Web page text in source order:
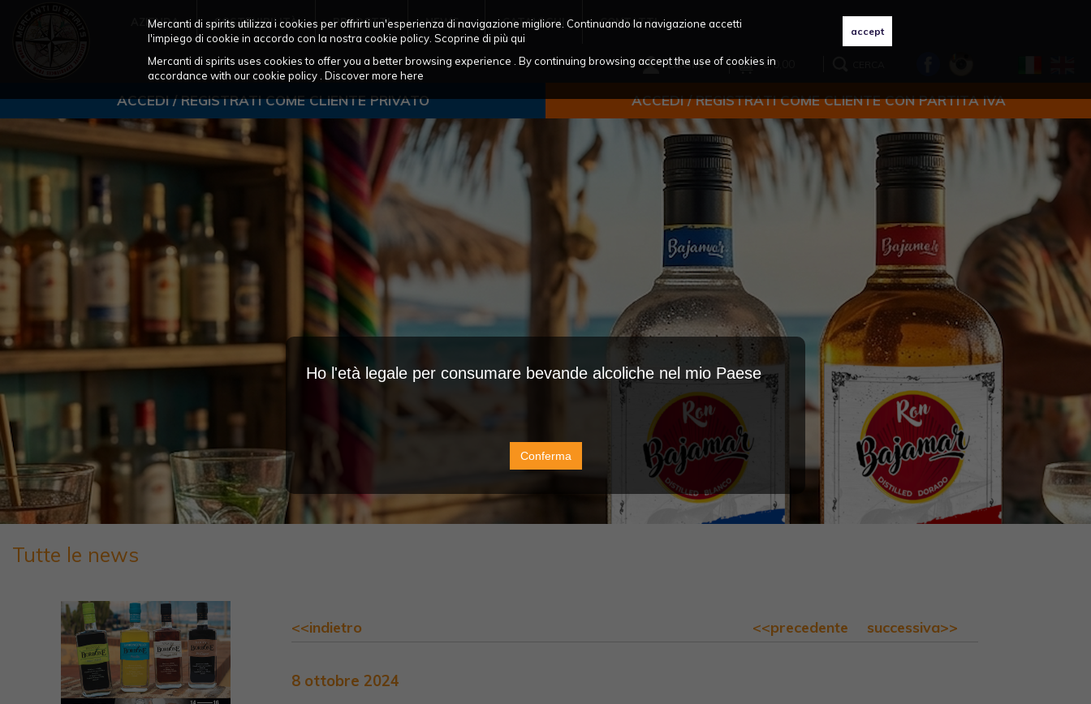
Mercanti di spirits utilizza i cookies per offrirti un'esperienza di navigazione migliore. Continuando la navigazione accetti
l'impiego di cookie in accordo con la nostra cookie policy. Scoprine di più qui
Mercanti di spirits uses cookies to offer you a better browsing experience . By continuing browsing accept the use of cookies in
accordance with our cookie policy . Discover more here
AZIENDA SOSTENIBILITÀ PRODOTTI NEWS CATALOGHI CONTATTI
LOGIN € 0,00
ACCEDI / REGISTRATI COME CLIENTE PRIVATO ACCEDI / REGISTRATI COME CLIENTE CON PARTITA IVA
Tutte le news
<<indietro <<precedente successiva>>
8 ottobre 2024
Ho l'età legale per consumare bevande alcoliche nel mio Paese
Conferma